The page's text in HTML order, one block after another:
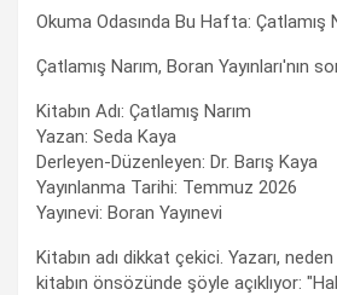
Okuma Odasında Bu Hafta: Çatlamış
Çatlamış Narım, Boran Yayınları'nın
Kitabın Adı: Çatlamış Narım
Yazan: Seda Kaya
Derleyen-Düzenleyen: Dr. Barış Kaya
Yayınlanma Tarihi: Temmuz 2026
Yayınevi: Boran Yayınevi
Kitabın adı dikkat çekici. Yazarı,
kitabın önsözünde şöyle açıklıyor: